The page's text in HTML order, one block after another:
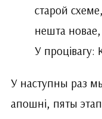
старой
нешта
У процівагу:
У наступны раз
апошні, пяты